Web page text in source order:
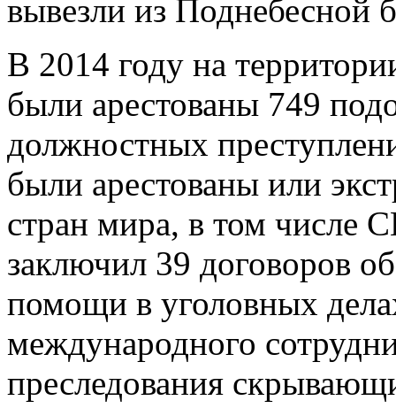
вывезли из Поднебесной
В 2014 году на
были арестованы 749
должностных
были арестованы или
стран мира, в том
заключил 39 договоров
помощи в уголовных
международного
преследования